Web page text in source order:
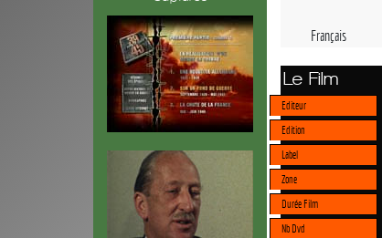
Français
Le Film
Editeur
Edition
Label
Zone
Durée Film
Nb Dvd